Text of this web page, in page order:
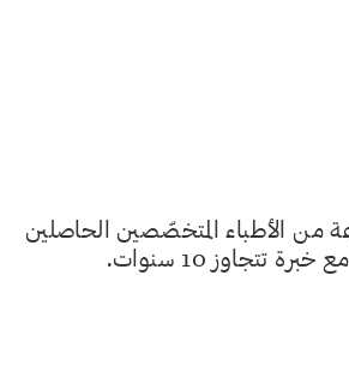
من الأطباء المتخصّصين الحاصلين
تتجاوز 10 سنوات.